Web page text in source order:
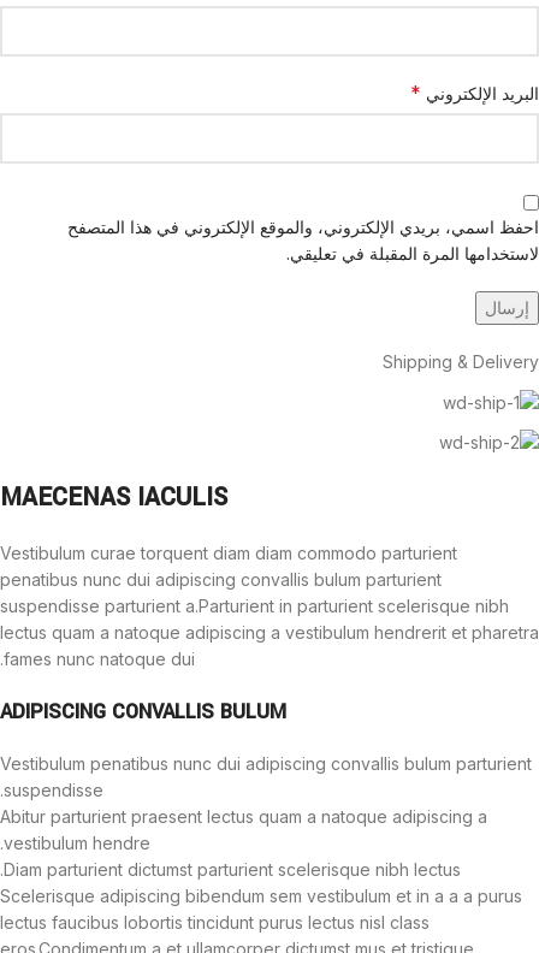
البريد الإلكتروني *
احفظ اسمي، بريدي الإلكتروني، والموقع الإلكتروني في هذا المتصفح
لاستخدامها المرة المقبلة في تعليقي.
Shipping & Delivery
MAECENAS IACULIS
Vestibulum curae torquent diam diam commodo parturient
penatibus nunc dui adipiscing convallis bulum parturient
suspendisse parturient a.Parturient in parturient scelerisque nibh
lectus quam a natoque adipiscing a vestibulum hendrerit et pharetra
fames nunc natoque dui.
ADIPISCING CONVALLIS BULUM
Vestibulum penatibus nunc dui adipiscing convallis bulum parturient
suspendisse.
Abitur parturient praesent lectus quam a natoque adipiscing a
vestibulum hendre.
Diam parturient dictumst parturient scelerisque nibh lectus.
Scelerisque adipiscing bibendum sem vestibulum et in a a a purus
lectus faucibus lobortis tincidunt purus lectus nisl class
eros.Condimentum a et ullamcorper dictumst mus et tristique